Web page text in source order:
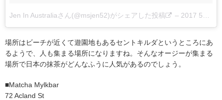
Jen In Australiaさん(@msjen52)がシェアした投稿 – 2017 5月 2 12:33午前 PDT
場所はビーチが近くて遊園地もあるセントキルダというところにあ
るようで、人も集まる場所になりますね。そんなオージーが集まる
場所で日本の抹茶がどんなふうに人気があるのでしょう。
■Matcha Mylkbar
72 Acland St